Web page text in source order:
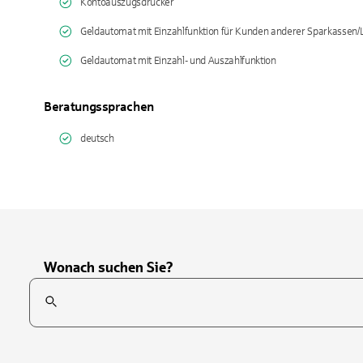
Kontoauszugsdrucker
Geldautomat mit Einzahlfunktion für Kunden anderer Sparkassen/
Geldautomat mit Einzahl- und Auszahlfunktion
Beratungssprachen
deutsch
Wonach suchen Sie?
Suchfeld